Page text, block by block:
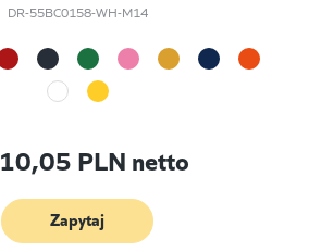
DR-55BC0158-WH-M14
10,05 PLN netto
Zapytaj